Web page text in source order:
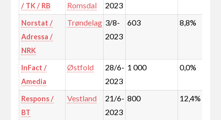
/ TK / RB
Romsdal
2023
Norstat /
Adressa /
NRK
Trøndelag 3/8-
2023
603 8,8%
InFact /
Amedia
Østfold
28/6-
2023
1 000 0,0%
Respons /
BT
Vestland
21/6-
2023
800 12,4%